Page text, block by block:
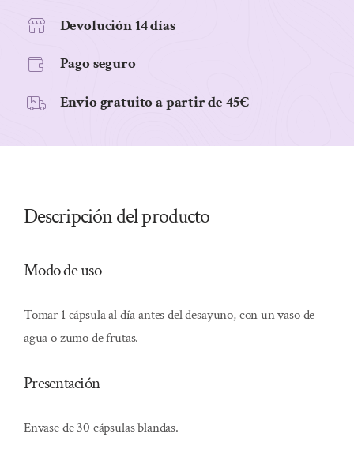
Devolución 14 días
Pago seguro
Envio gratuito a partir de 45€
Descripción del producto
Modo de uso
Tomar 1 cápsula al día antes del desayuno, con un vaso de
agua o zumo de frutas.
Presentación
Envase de 30 cápsulas blandas.